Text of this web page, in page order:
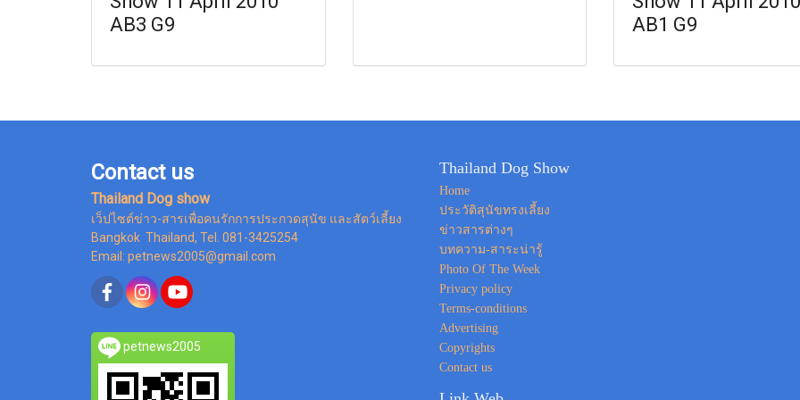
AB3 G9
AB1 G9
Contact us
Thailand Dog show
เว็ปไซต์ข่าว-สารเพื่อคนรักการประกวดสุนัข และสัตว์เลี้ยง
Bangkok Thailand, Tel. 081-3425254
Email: petnews2005@gmail.com
petnews2005
Thailand Dog Show
Home
ประวัติสุนัขทรงเลี้ยง
ข่าวสารต่างๆ
บทความ-สาระน่ารู้
Photo Of The Week
Privacy policy
Terms-conditions
Advertising
Copyrights
Contact us